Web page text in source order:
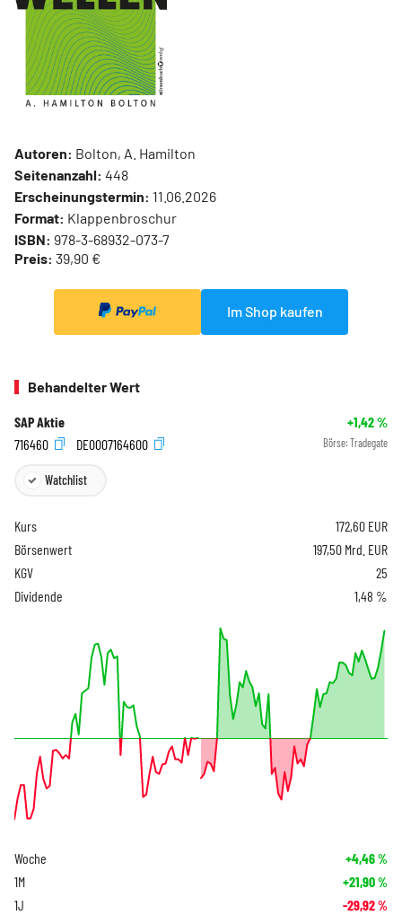
Autoren: Bolton, A. Hamilton
Seitenanzahl: 448
Erscheinungstermin: 11.06.2026
Format: Klappenbroschur
ISBN: 978-3-68932-073-7
Preis: 39,90 €
Im Shop kaufen
Behandelter Wert
SAP Aktie +1,42%
716460
DE0007164600 Börse: Tradegate
Watchlist
Kurs 172,60 EUR
Börsenwert
197,50 Mrd. EUR
KGV
25
Dividende
1,48 %
Woche +4,46%
1M +21,90%
1J -29,92%